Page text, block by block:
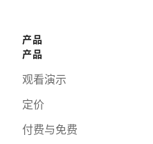
产品
产品
观看演示
定价
付费与免费